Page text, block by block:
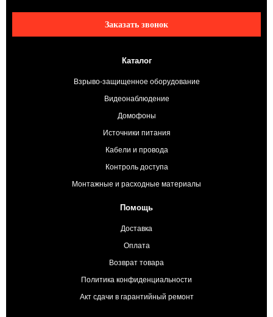
Заказать звонок
Каталог
Взрыво-защищенное оборудование
Видеонаблюдение
Домофоны
Источники питания
Кабели и провода
Контроль доступа
Монтажные и расходные материалы
Помощь
Доставка
Оплата
Возврат товара
Политика конфиденциальности
Акт сдачи в гарантийный ремонт